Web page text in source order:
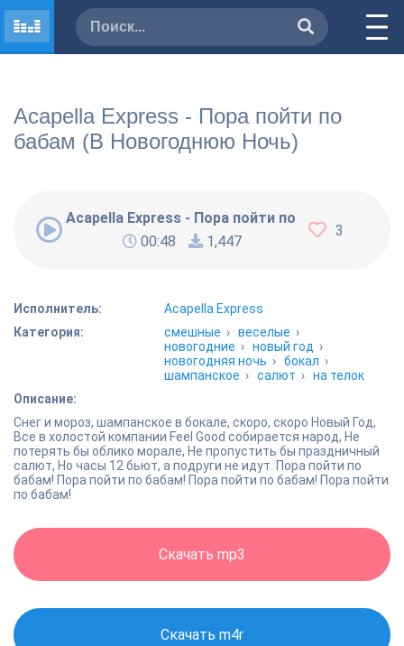
Acapella Express - Пора пойти по
бабам (В Новогоднюю Ночь)
Acapella Express - Пора пойти по бабам (В
00:48
1,447
3
Исполнитель:
Acapella Express
Категория:
смешные ›веселые ›
новогодние ›новый год ›
новогодняя ночь ›бокал ›
шампанское ›салют ›на телок
Описание:
Снег и мороз, шампанское в бокале, скоро, скоро Новый Год,
Все в холостой компании Feel Good собирается народ, Не
потерять бы облико морале, Не пропустить бы праздничный
салют, Но часы 12 бьют, а подруги не идут. Пора пойти по
бабам! Пора пойти по бабам! Пора пойти по бабам! Пора пойти
по бабам!
Скачать mp3
Скачать m4r